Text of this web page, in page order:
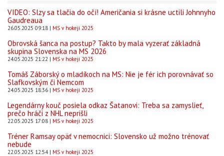
VIDEO: Slzy sa tlačia do očí! Američania si krásne uctili Johnnyho
Gaudreaua
26.05.2025 09:18 MS v hokeji 2025
Obrovská šanca na postup? Takto by mala vyzerať základná
skupina Slovenska na MS 2026
24.05.2025 21:22 MS v hokeji 2025
Tomáš Záborský o mladíkoch na MS: Nie je fér ich porovnávať so
Slafkovským či Nemcom
24.05.2025 18:36 MS v hokeji 2025
Legendárny kouč posiela odkaz Šatanovi: Treba sa zamyslieť,
prečo hráči z NHL neprišli
22.05.2025 17:08 MS v hokeji 2025
Tréner Ramsay opäť v nemocnici: Slovensko už možno trénovať
nebude
22.05.2025 12:54 MS v hokeji 2025